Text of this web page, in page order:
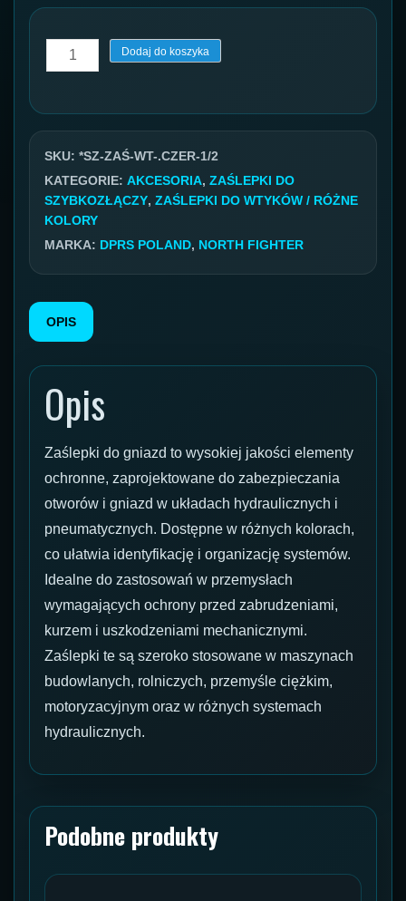
ilość
Zaślepka
-
czerwona
1/2
Dodaj do koszyka
SKU: *SZ-ZAŚ-WT-.CZER-1/2
KATEGORIE: AKCESORIA, ZAŚLEPKI DO
SZYBKOZŁĄCZY, ZAŚLEPKI DO WTYKÓW / RÓŻNE
KOLORY
MARKA: DPRS POLAND, NORTH FIGHTER
OPIS
Opis
Zaślepki do gniazd to wysokiej jakości elementy
ochronne, zaprojektowane do zabezpieczania
otworów i gniazd w układach hydraulicznych i
pneumatycznych. Dostępne w różnych kolorach,
co ułatwia identyfikację i organizację systemów.
Idealne do zastosowań w przemysłach
wymagających ochrony przed zabrudzeniami,
kurzem i uszkodzeniami mechanicznymi.
Zaślepki te są szeroko stosowane w maszynach
budowlanych, rolniczych, przemyśle ciężkim,
motoryzacyjnym oraz w różnych systemach
hydraulicznych.
Podobne produkty